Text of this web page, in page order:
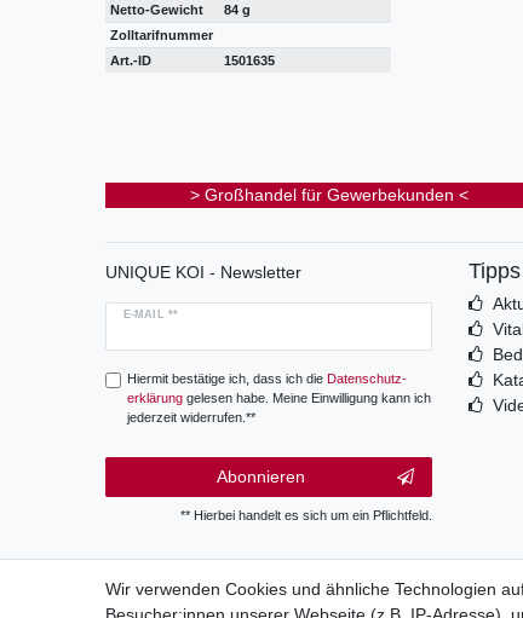
Netto-Gewicht
84 g
Zolltarifnummer
Art.-ID
1501635
> Großhandel für Gewerbekunden <
UNIQUE KOI - Newsletter
E-MAIL **
Hiermit bestätige ich, dass ich die Daten­schutz­
erklärunggelesen habe. Meine Einwilligung kann ich
jederzeit widerrufen.**
Abonnieren
** Hierbei handelt es sich um ein Pflichtfeld.
Wir verwenden Cookies und ähnliche Technologien